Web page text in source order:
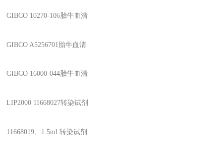
GIBCO 10270-106胎牛血清
GIBCO A5256701 胎牛血清
GIBCO 16000-044胎牛血清
LIP2000 11668027转染试剂
11668019 1.5ml转染试剂